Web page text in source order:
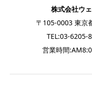
株式会社ウ
〒105-0003 東京
TEL:03-
営業時間